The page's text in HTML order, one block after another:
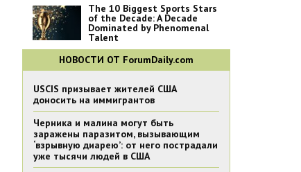
The 10 Biggest Sports Stars
of the Decade: A Decade
Dominated by Phenomenal
Talent
НОВОСТИ ОТ ForumDaily.com
USCIS призывает жителей США
доносить на иммигрантов
Черника и малина могут быть
заражены паразитом, вызывающим
‘взрывную диарею’: от него пострадали
уже тысячи людей в США